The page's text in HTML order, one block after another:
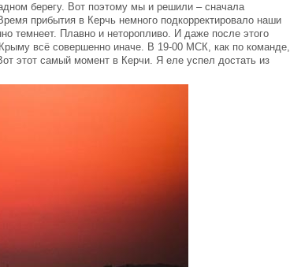
берегу. Вот поэтому мы и решили – сначала
прибытия в Керчь немного подкорректировало наши
темнеет. Плавно и неторопливо. И даже после этого
всё совершенно иначе. В 19-00 МСК, как по команде,
этот самый момент в Керчи. Я еле успел достать из